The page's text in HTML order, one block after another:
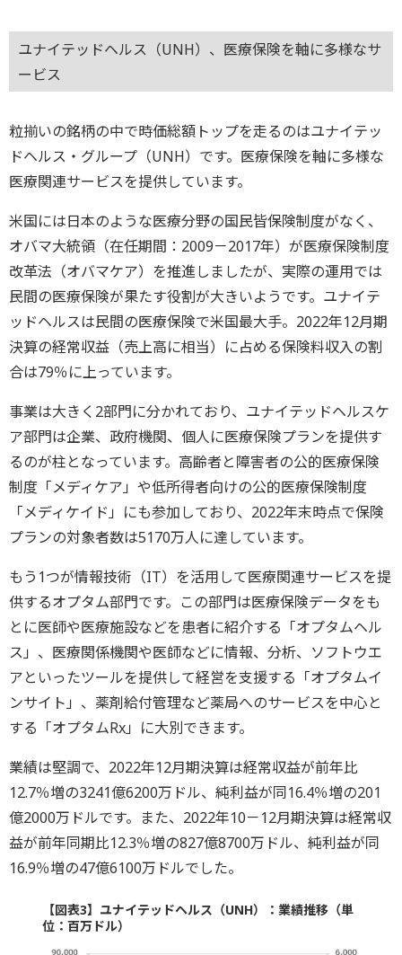
ユナイテッドヘルス（UNH）、医療保険を軸に多様なサ
ービス
粒揃いの銘柄の中で時価総額トップを走るのはユナイテッ
ドヘルス・グループ（UNH）です。医療保険を軸に多様な
医療関連サービスを提供しています。
米国には日本のような医療分野の国民皆保険制度がなく、
オバマ大統領（在任期間：2009－2017年）が医療保険制度
改革法（オバマケア）を推進しましたが、実際の運用では
民間の医療保険が果たす役割が大きいようです。ユナイテ
ッドヘルスは民間の医療保険で米国最大手。2022年12月期
決算の経常収益（売上高に相当）に占める保険料収入の割
合は79％に上っています。
事業は大きく2部門に分かれており、ユナイテッドヘルスケ
ア部門は企業、政府機関、個人に医療保険プランを提供す
るのが柱となっています。高齢者と障害者の公的医療保険
制度「メディケア」や低所得者向けの公的医療保険制度
「メディケイド」にも参加しており、2022年末時点で保険
プランの対象者数は5170万人に達しています。
もう1つが情報技術（IT）を活用して医療関連サービスを提
供するオプタム部門です。この部門は医療保険データをも
とに医師や医療施設などを患者に紹介する「オプタムヘル
ス」、医療関係機関や医師などに情報、分析、ソフトウエ
アといったツールを提供して経営を支援する「オプタムイ
ンサイト」、薬剤給付管理など薬局へのサービスを中心と
する「オプタムRx」に大別できます。
業績は堅調で、2022年12月期決算は経常収益が前年比
12.7％増の3241億6200万ドル、純利益が同16.4％増の201
億2000万ドルです。また、2022年10－12月期決算は経常収
益が前年同期比12.3％増の827億8700万ドル、純利益が同
16.9％増の47億6100万ドルでした。
【図表3】ユナイテッドヘルス（UNH）：業績推移（単
位：百万ドル）